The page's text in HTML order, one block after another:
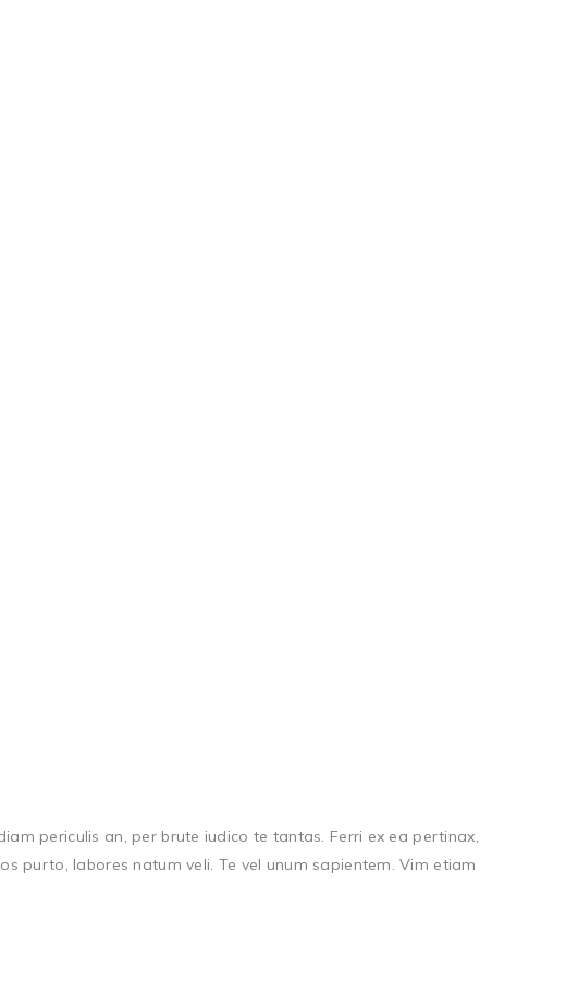
periculis an, per brute iudico te tantas. Ferri ex ea pertinax,
purto, labores natum veli. Te vel unum sapientem. Vim etiam